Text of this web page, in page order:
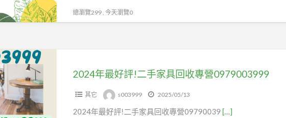
總瀏覽299 , 今天瀏覽0
2024年最好評!二手家具回收專營0979003999
其它 s003999 2025/05/13
2024年最好評!二手家具回收專營09790039 […]